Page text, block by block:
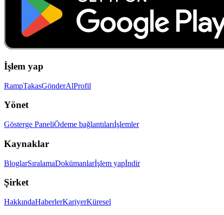
İşlem yap
RampTakasGönderAlProfil
Yönet
Gösterge PaneliÖdeme bağlantılarıİşlemler
Kaynaklar
BloglarSıralamaDokümanlarİşlem yapİndir
Şirket
HakkındaHaberlerKariyerKüresel